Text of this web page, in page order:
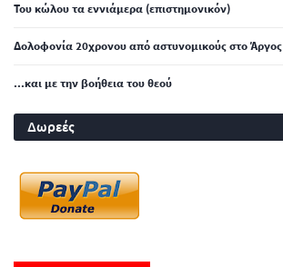
Του κώλου τα εννιάμερα (επιστημονικόν)
Δολοφονία 20χρονου από αστυνομικούς στο Άργος
...και με την βοήθεια του θεού
Δωρεές